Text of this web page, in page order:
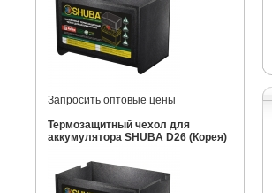
Запросить оптовые цены
Термозащитный чехол для
аккумулятора SHUBA D26 (Корея)